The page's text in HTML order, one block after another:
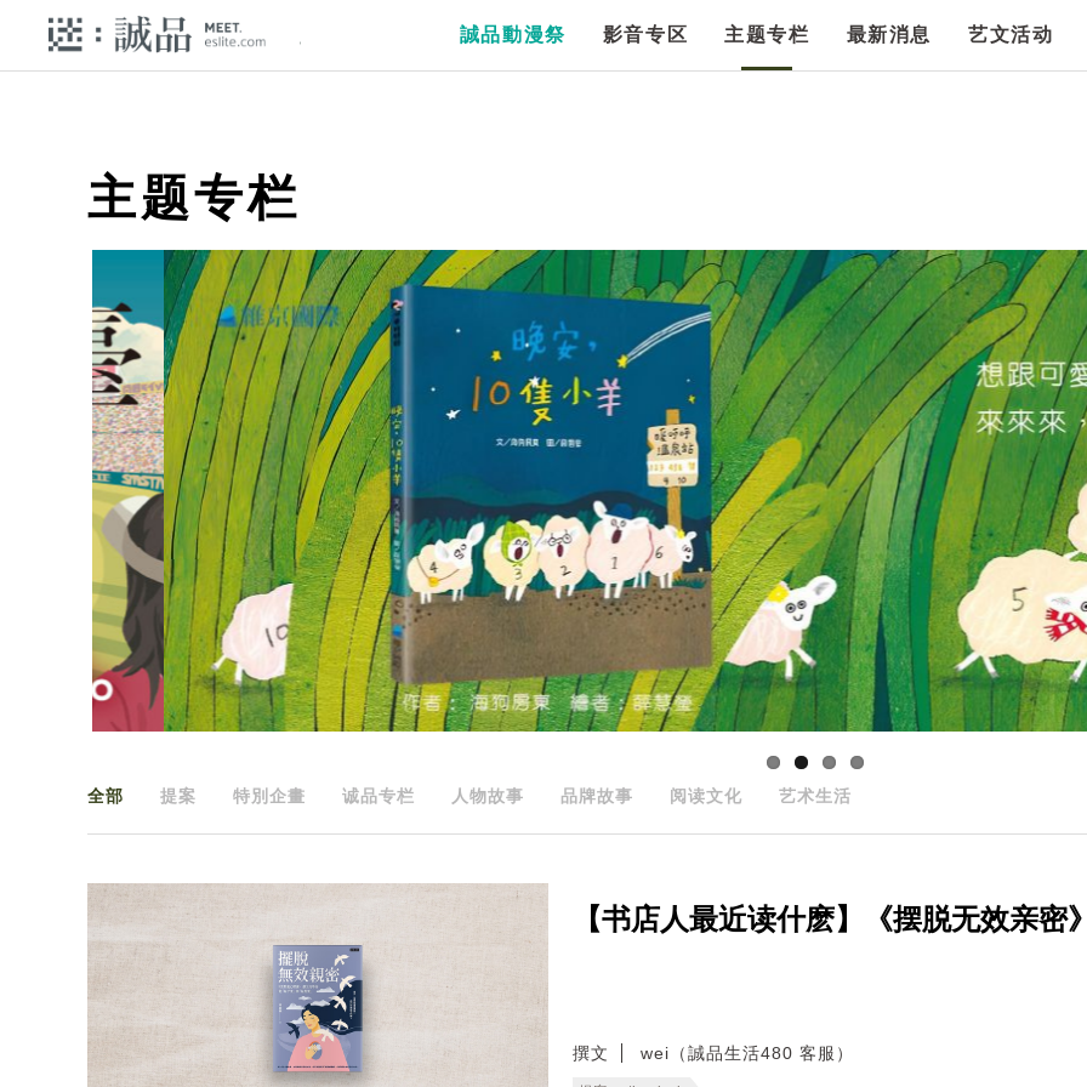
誠品動漫祭 影音专区 主题专栏 最新消息 艺文活动
主题专栏
全部 提案 特別企畫 诚品专栏 人物故事 品牌故事 阅读文化 艺术生活
【书店人最近读什麽】《摆脱无效亲密
撰文 wei（誠品生活480 客服）